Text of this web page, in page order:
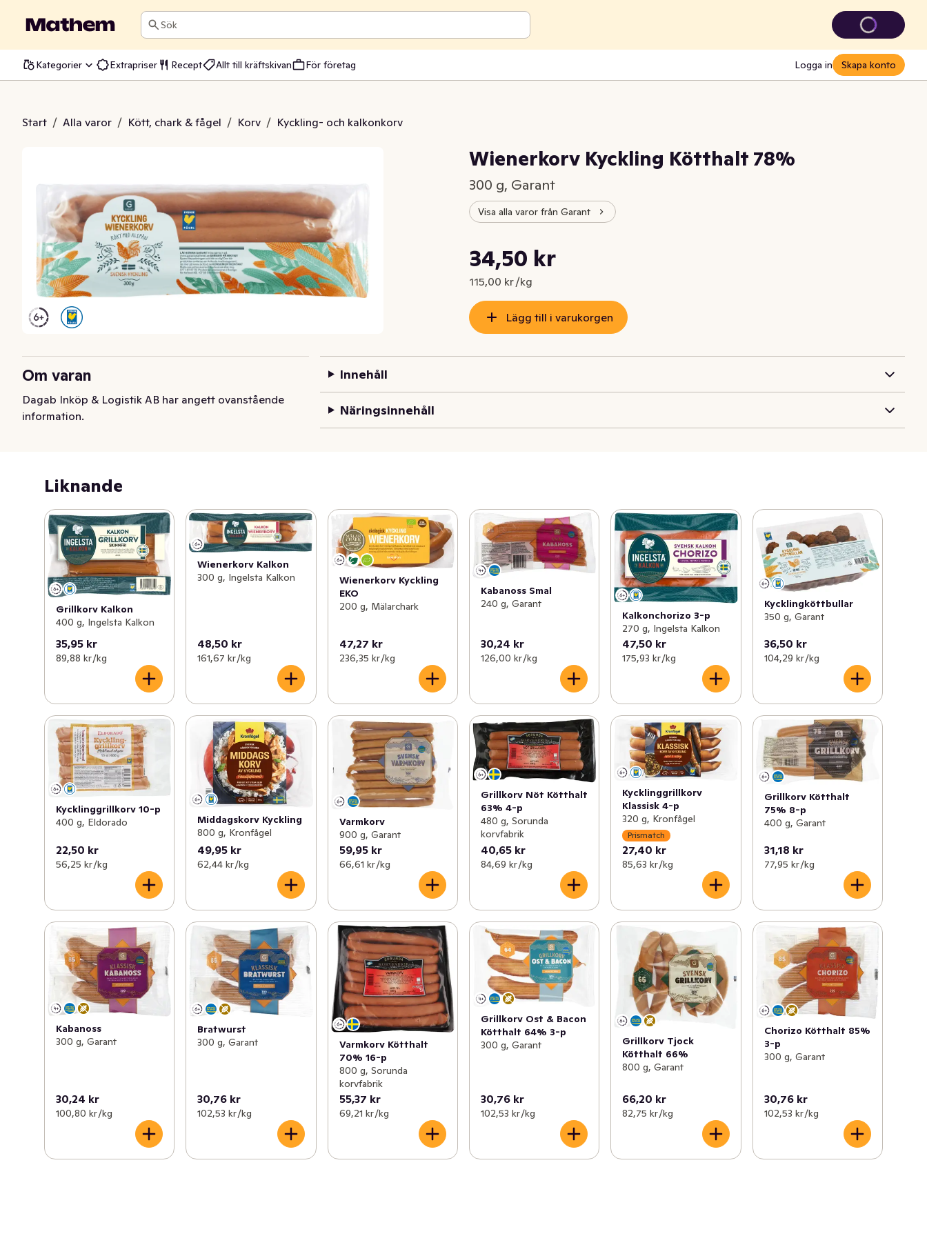
Sök
Kategorier Extrapriser Recept Allt till kräftskivan För företag Logga in Skapa konto
Start / Alla varor / Kött, chark & fågel / Korv / Kyckling- och kalkonkorv
Kötthalt 78%
Wienerkorv Kyckling Kötthalt 78%
300 g, Garant
Visa alla varor från Garant
Nuvarande pris är: 34,50 kr
34,50 kr
115,00 kr /kg
Styckpris: 115,00 kr /kg
Lägg till i varukorgen
Om varan
Dagab Inköp & Logistik AB har angett ovanstående
information.
Innehåll
Näringsinnehåll
Liknande
Grillkorv Kalkon
400 g, Ingelsta Kalkon
35,95 kr
89,88 kr /kg
Wienerkorv Kalkon
300 g, Ingelsta Kalkon
48,50 kr
161,67 kr /kg
Wienerkorv Kyckling
EKO
200 g, Mälarchark
47,27 kr
236,35 kr /kg
Kabanoss Smal
240 g, Garant
30,24 kr
126,00 kr /kg
Kalkonchorizo 3-p
270 g, Ingelsta Kalkon
47,50 kr
175,93 kr /kg
Kycklingköttbullar
350 g, Garant
36,50 kr
104,29 kr /kg
Kycklinggrillkorv 10-p
400 g, Eldorado
22,50 kr
56,25 kr /kg
Middagskorv Kyckling
800 g, Kronfågel
49,95 kr
62,44 kr /kg
Varmkorv
900 g, Garant
59,95 kr
66,61 kr /kg
Grillkorv Nöt Kötthalt
63% 4-p
480 g, Sorunda
korvfabrik
40,65 kr
84,69 kr /kg
Kycklinggrillkorv
Klassisk 4-p
320 g, Kronfågel
Prismatch
27,40 kr
85,63 kr /kg
Grillkorv Kötthalt
75% 8-p
400 g, Garant
31,18 kr
77,95 kr /kg
Kabanoss
300 g, Garant
30,24 kr
100,80 kr /kg
Bratwurst
300 g, Garant
30,76 kr
102,53 kr /kg
Varmkorv Kötthalt
70% 16-p
800 g, Sorunda
korvfabrik
55,37 kr
69,21 kr /kg
Grillkorv Ost & Bacon
Kötthalt 64% 3-p
300 g, Garant
30,76 kr
102,53 kr /kg
Grillkorv Tjock
Kötthalt 66%
800 g, Garant
66,20 kr
82,75 kr /kg
Chorizo Kötthalt 85%
3-p
300 g, Garant
30,76 kr
102,53 kr /kg